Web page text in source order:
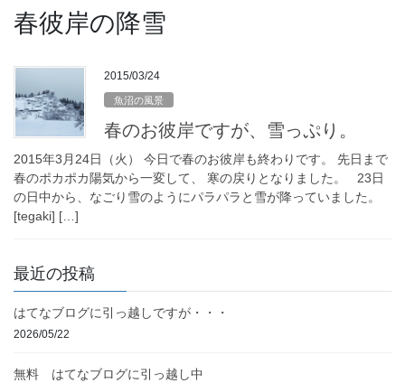
春彼岸の降雪
2015/03/24
魚沼の風景
春のお彼岸ですが、雪っぷり。
2015年3月24日（火） 今日で春のお彼岸も終わりです。 先日まで
春のポカポカ陽気から一変して、 寒の戻りとなりました。 23日
の日中から、なごり雪のようにパラパラと雪が降っていました。
[tegaki] […]
最近の投稿
はてなブログに引っ越しですが・・・
2026/05/22
無料 はてなブログに引っ越し中